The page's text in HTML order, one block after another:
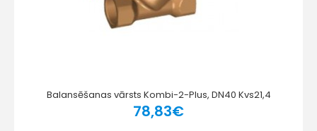
Balansēšanas vārsts Kombi-2-Plus, DN40 Kvs21,4
78,83€